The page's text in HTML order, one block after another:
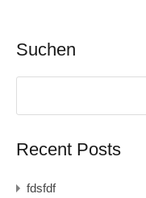
Suchen
Recent Posts
fdsfdf